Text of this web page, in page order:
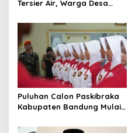
Tersier Air, Warga Desa
Alternatif di Padalarang
Puluhan Calon Paskibraka
Kabupaten Bandung Mulai